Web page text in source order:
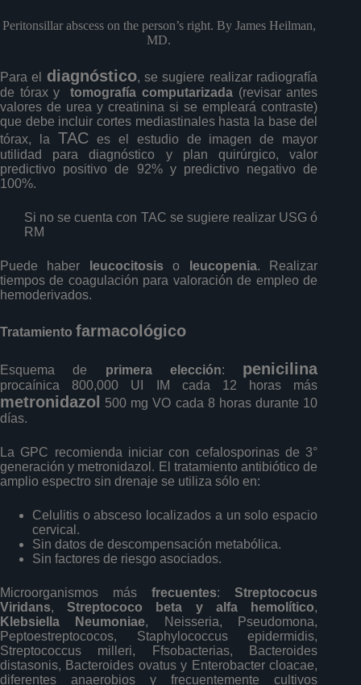
Peritonsillar abscess on the person’s right. By James Heilman,
MD.
Para el diagnóstico, se sugiere realizar radiografía
de tórax y
tomografía computarizada (revisar antes
valores de urea y creatinina si se empleará contraste)
que debe incluir cortes mediastinales hasta la base del
tórax, la TACes el estudio de imagen de mayor
utilidad para diagnóstico y plan quirúrgico, valor
predictivo positivo de 92% y predictivo negativo de
100%.
Si no se cuenta con TAC se sugiere realizar USG ó
RM
Puede haber leucocitosis o leucopenia. Realizar
tiempos de coagulación para valoración de empleo de
hemoderivados.
Tratamiento farmacológico
Esquema de primera elección: penicilina
procaínica 800,000 UI IM cada 12 horas más
metronidazol
500 mg VO cada 8 horas durante 10
días.
La GPC recomienda iniciar con cefalosporinas de 3°
generación y metronidazol. El tratamiento antibiótico de
amplio espectro sin drenaje se utiliza sólo en:
Celulitis o absceso localizados a un solo espacio
cervical.
Sin datos de descompensación metabólica.
Sin factores de riesgo asociados.
Microorganismos másfrecuentes:Streptococus
Viridans,Streptococo beta y alfa hemolítico,
Klebsiella Neumoniae, Neisseria, Pseudomona,
Peptoestreptococos, Staphylococcus epidermidis,
Streptococcus milleri, Ffsobacterias, Bacteroides
distasonis, Bacteroides ovatus y Enterobacter cloacae,
diferentes anaerobios y frecuentemente cultivos